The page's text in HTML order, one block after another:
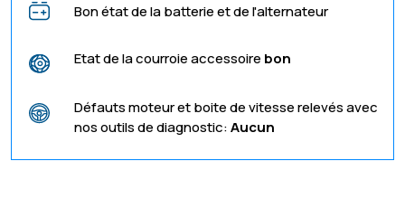
Bon état de la batterie et de l'alternateur
Etat de la courroie accessoire bon
Défauts moteur et boite de vitesse relevés avec
nos outils de diagnostic:Aucun